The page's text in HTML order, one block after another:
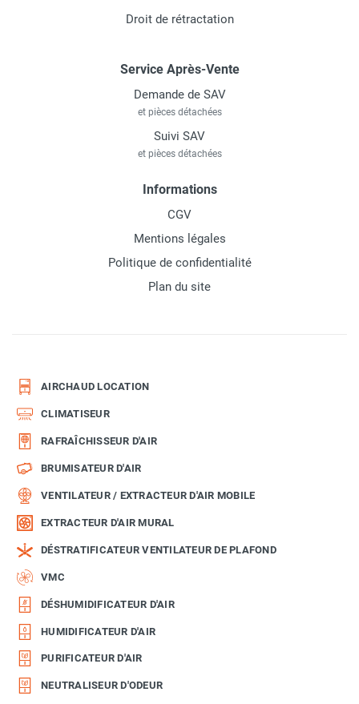
Droit de rétractation
Service Après-Vente
Demande de SAV
et pièces détachées
Suivi SAV
et pièces détachées
Informations
CGV
Mentions légales
Politique de confidentialité
Plan du site
AIRCHAUD LOCATION
CLIMATISEUR
RAFRAÎCHISSEUR D'AIR
BRUMISATEUR D'AIR
VENTILATEUR / EXTRACTEUR D'AIR MOBILE
EXTRACTEUR D'AIR MURAL
DÉSTRATIFICATEUR VENTILATEUR DE PLAFOND
VMC
DÉSHUMIDIFICATEUR D'AIR
HUMIDIFICATEUR D'AIR
PURIFICATEUR D'AIR
NEUTRALISEUR D'ODEUR